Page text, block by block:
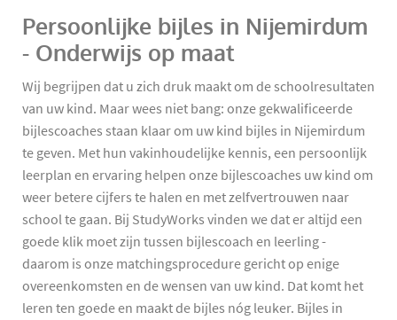
Persoonlijke bijles in Nijemirdum
- Onderwijs op maat
Wij begrijpen dat u zich druk maakt om de schoolresultaten
van uw kind. Maar wees niet bang: onze gekwalificeerde
bijlescoaches staan klaar om uw kind bijles in Nijemirdum
te geven. Met hun vakinhoudelijke kennis, een persoonlijk
leerplan en ervaring helpen onze bijlescoaches uw kind om
weer betere cijfers te halen en met zelfvertrouwen naar
school te gaan. Bij StudyWorks vinden we dat er altijd een
goede klik moet zijn tussen bijlescoach en leerling -
daarom is onze matchingsprocedure gericht op enige
overeenkomsten en de wensen van uw kind. Dat komt het
leren ten goede en maakt de bijles nóg leuker. Bijles in